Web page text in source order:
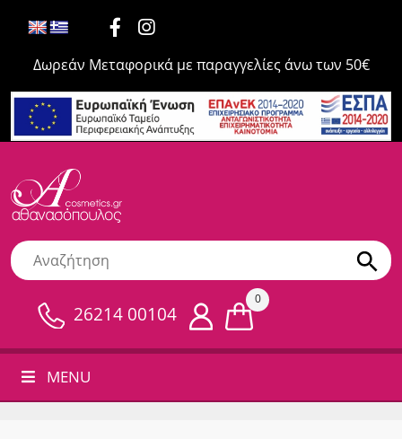
Δωρεάν Μεταφορικά με παραγγελίες άνω των 50€
26214 00104
0
MENU